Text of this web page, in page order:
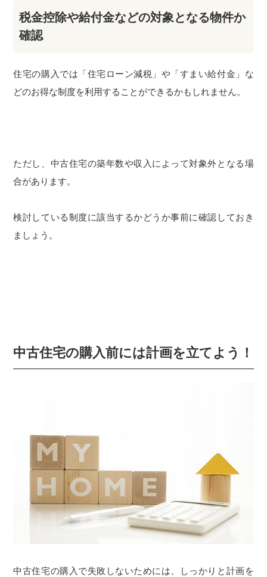
税金控除や給付金などの対象となる物件か
確認
住宅の購入では「住宅ローン減税」や「すまい給付金」な
どのお得な制度を利用することができるかもしれません。
ただし、中古住宅の築年数や収入によって対象外となる場
合があります。
検討している制度に該当するかどうか事前に確認しておき
ましょう。
中古住宅の購入前には計画を立てよう！
中古住宅の購入で失敗しないためには、しっかりと計画を